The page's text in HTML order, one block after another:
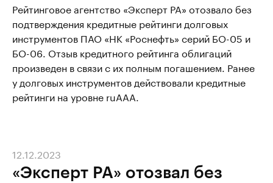
Рейтинговое агентство «Эксперт РА» отозвало без
подтверждения кредитные рейтинги долговых
инструментов ПАО «НК «Роснефть» серий БО-05 и
БО-06. Отзыв кредитного рейтинга облигаций
произведен в связи с их полным погашением. Ранее
у долговых инструментов действовали кредитные
рейтинги на уровне ruААА.
«Эксперт РА» отозвал без
12.12.2023